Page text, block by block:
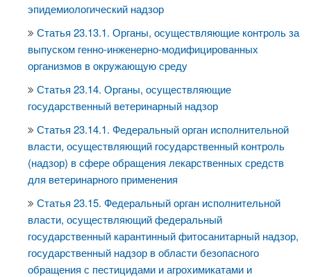
эпидемиологический надзор
Статья 23.13.1. Органы, осуществляющие контроль за
выпуском генно-инженерно-модифицированных
организмов в окружающую среду
Статья 23.14. Органы, осуществляющие
государственный ветеринарный надзор
Статья 23.14.1. Федеральный орган исполнительной
власти, осуществляющий государственный контроль
(надзор) в сфере обращения лекарственных средств
для ветеринарного применения
Статья 23.15. Федеральный орган исполнительной
власти, осуществляющий федеральный
государственный карантинный фитосанитарный надзор,
государственный надзор в области безопасного
обращения с пестицидами и агрохимикатами и